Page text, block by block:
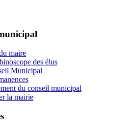
maire
des élus
Municipal
du conseil municipal
la mairie